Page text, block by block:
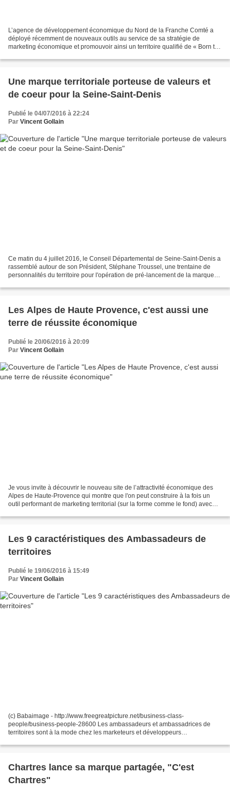
L’agence de développement économique du Nord de la Franche Comté a
déployé récemment de nouveaux outils au service de sa stratégie de
marketing économique et promouvoir ainsi un territoire qualifié de « Born to
Une marque territoriale porteuse de valeurs et
de coeur pour la Seine-Saint-Denis
Publié le 04/07/2016 à 22:24
Par Vincent Gollain
Ce matin du 4 juillet 2016, le Conseil Départemental de Seine-Saint-Denis a
rassemblé autour de son Président, Stéphane Troussel, une trentaine de
personnalités du territoire pour l'opération de pré-lancement de la marque
Les Alpes de Haute Provence, c'est aussi une
terre de réussite économique
Publié le 20/06/2016 à 20:09
Par Vincent Gollain
Je vous invite à découvrir le nouveau site de l’attractivité économique des
Alpes de Haute-Provence qui montre que l'on peut construire à la fois un
outil performant de marketing territorial (sur la forme comme le fond) avec
Les 9 caractéristiques des Ambassadeurs de
territoires
Publié le 19/06/2016 à 15:49
Par Vincent Gollain
(c) Babaimage - http://www.freegreatpicture.net/business-class-
people/business-people-28600 Les ambassadeurs et ambassadrices de
territoires sont à la mode chez les marketeurs et développeurs
Chartres lance sa marque partagée, "C'est
Chartres"